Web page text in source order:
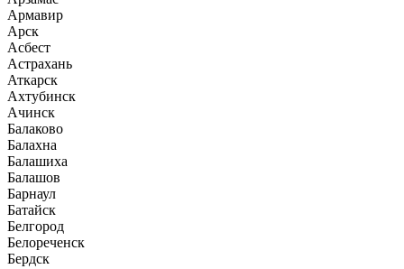
Армавир
Арск
Асбест
Астрахань
Аткарск
Ахтубинск
Ачинск
Балаково
Балахна
Балашиха
Балашов
Барнаул
Батайск
Белгород
Белореченск
Бердск